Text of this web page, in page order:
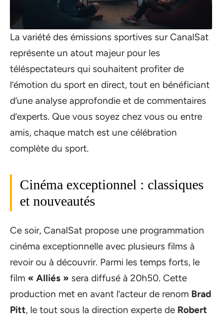
La variété des émissions sportives sur CanalSat
représente un atout majeur pour les
téléspectateurs qui souhaitent profiter de
l’émotion du sport en direct, tout en bénéficiant
d’une analyse approfondie et de commentaires
d’experts. Que vous soyez chez vous ou entre
amis, chaque match est une célébration
complète du sport.
Cinéma exceptionnel : classiques
et nouveautés
Ce soir, CanalSat propose une programmation
cinéma exceptionnelle avec plusieurs films à
revoir ou à découvrir. Parmi les temps forts, le
film « Alliés » sera diffusé à 20h50. Cette
production met en avant l’acteur de renom Brad
Pitt, le tout sous la direction experte de Robert